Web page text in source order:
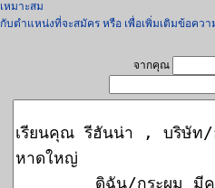
เหมาะสม
กับตำแหน่งที่จะสมัคร หรือ เพื่อเพิ่มเติมข้อคว
จากคุณ